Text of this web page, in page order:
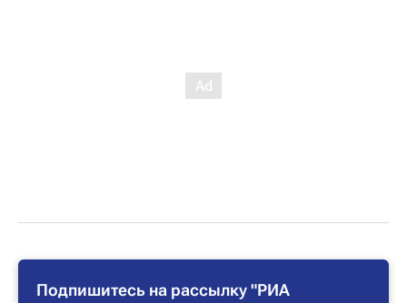
Подпишитесь на рассылку "РИА